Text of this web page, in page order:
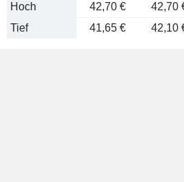
Hoch
42,70 € 42,70
Tief
41,65 € 42,10